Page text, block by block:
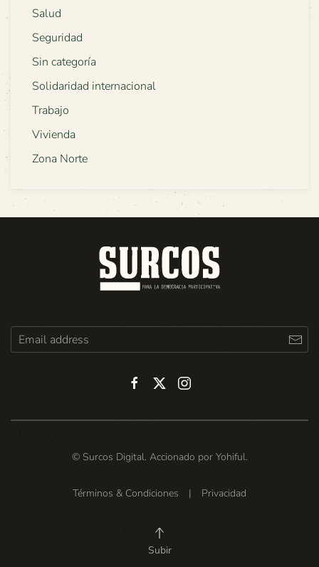
Salud
Seguridad
Sin categoría
Solidaridad internacional
Trabajo
Vivienda
Zona Norte
© Surcos Digital. Accionado por Yohiful.
Términos & Condiciones | Privacidad
Subir